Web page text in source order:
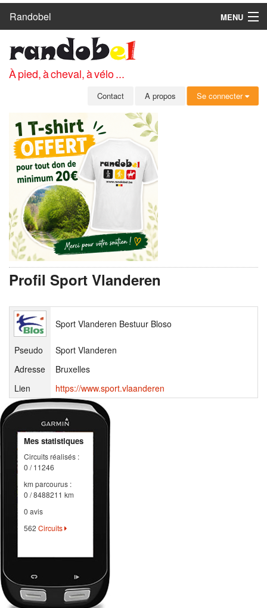
Randobel
MENU
CIRCUITS
CLUBS
MEMBRES
SE CONNECTER
INSCRIPTION GRATUITE
MOT DE PASSE OUBLIÉ
À pied, à cheval, à vélo ...
Contact A propos Se connecter
Profil Sport Vlanderen
Sport Vlanderen Bestuur Bloso
Pseudo
Sport Vlanderen
Adresse
Bruxelles
Lien
https://www.sport.vlaanderen
Mes statistiques
Circuits réalisés :
0 / 11246
km parcourus :
0 / 8488211 km
0 avis
562 Circuits